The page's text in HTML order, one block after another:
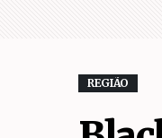
REGIÃO